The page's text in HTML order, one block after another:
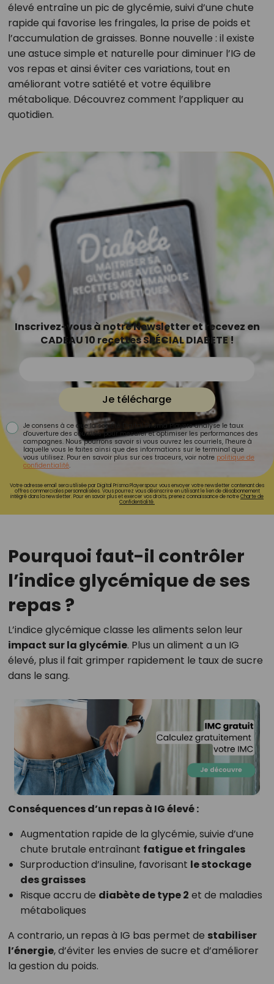
élevé entraîne un pic de glycémie, suivi d’une chute
rapide qui favorise les fringales, la prise de poids et
l’accumulation de graisses. Bonne nouvelle : il existe
une astuce simple et naturelle pour diminuer l’IG de
vos repas et ainsi éviter ces variations, tout en
améliorant votre satiété et votre équilibre
métabolique. Découvrez comment l’appliquer au
quotidien.
Inscrivez-vous à notre Newsletter et recevez en
CADEAU 10 recettes SPÉCIAL DIABETE !
Je télécharge
Je consens à ce que la société Digital Prisma Players analyse le taux
d'ouverture des courriels pour mesurer et optimiser les performances des
campagnes. Nous pourrons savoir si vous ouvrez les courriels, l'heure à
laquelle vous le faites ainsi que des informations sur le terminal que
vous utilisez. Pour en savoir plus sur ces traceurs, voir notre politique de
confidentialité.
Votre adresse email sera utilisée par Digital Prisma Playerspour vous envoyer votre newsletter contenant des
offres commerciales personnalisées. Vous pourrez vous désinscrire en utilisant le lien de désabonnement
intégré dans la newsletter. Pour en savoir plus et exercer vos droits, prenez connaissance de notreCharte de
Confidentialité.
Pourquoi faut-il contrôler
l’indice glycémique de ses
repas ?
L’indice glycémique classe les aliments selon leur
impact sur la glycémie. Plus un aliment a un IG
élevé, plus il fait grimper rapidement le taux de sucre
dans le sang.
Conséquences d’un repas à IG élevé :
Augmentation rapide de la glycémie, suivie d’une
chute brutale entraînant fatigue et fringales
Surproduction d’insuline, favorisant le stockage
des graisses
Risque accru de diabète de type 2 et de maladies
métaboliques
A contrario, un repas à IG bas permet de stabiliser
l’énergie, d’éviter les envies de sucre et d’améliorer
la gestion du poids.